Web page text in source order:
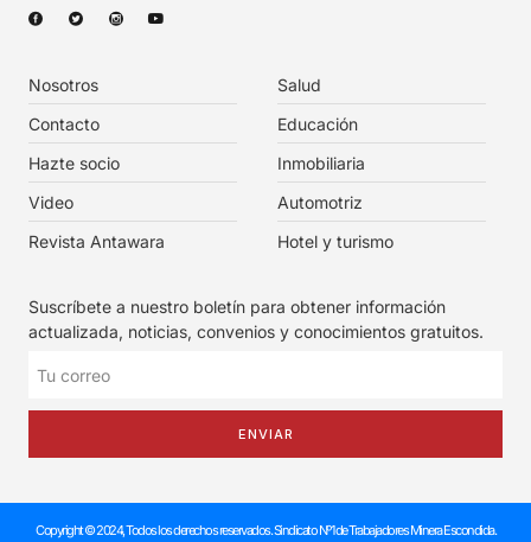
Nosotros
Contacto
Hazte socio
Video
Revista Antawara
Salud
Educación
Inmobiliaria
Automotriz
Hotel y turismo
Suscríbete a nuestro boletín para obtener información
actualizada, noticias, convenios y conocimientos gratuitos.
ENVIAR
Copyright © 2024, Todos los derechos reservados. Sindicato Nº1 de Trabajadores Minera Escondida.